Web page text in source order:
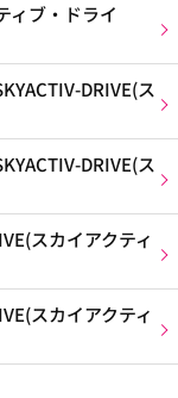
ィブ・ドライ
DRIVE(ス
DRIVE(ス
スカイアクティ
スカイアクティ